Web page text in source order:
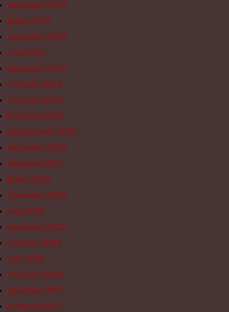
wrzesień 2023
lipiec 2023
czerwiec 2023
maj 2023
kwiecień 2023
marzec 2023
styczeń 2023
listopad 2022
październik 2022
wrzesień 2022
sierpień 2022
lipiec 2022
czerwiec 2022
maj 2022
kwiecień 2022
marzec 2022
luty 2022
styczeń 2022
grudzień 2021
listopad 2021